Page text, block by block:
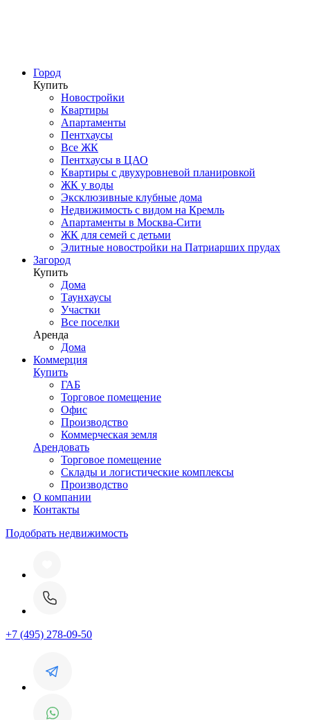
Город
Купить
Новостройки
Квартиры
Апартаменты
Пентхаусы
Все ЖК
Пентхаусы в ЦАО
Квартиры с двухуровневой планировкой
ЖК у воды
Эксклюзивные клубные дома
Недвижимость с видом на Кремль
Апартаменты в Москва-Сити
ЖК для семей с детьми
Элитные новостройки на Патриарших прудах
Загород
Купить
Дома
Таунхаусы
Участки
Все поселки
Аренда
Дома
Коммерция
Купить
ГАБ
Торговое помещение
Офис
Производство
Коммерческая земля
Арендовать
Торговое помещение
Склады и логистические комплексы
Производство
О компании
Контакты
Подобрать недвижимость
+7 (495) 278-09-50